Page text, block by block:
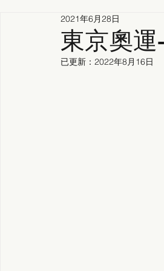
東京奧運
2021年6月28日
已更新： 2022年8月16日